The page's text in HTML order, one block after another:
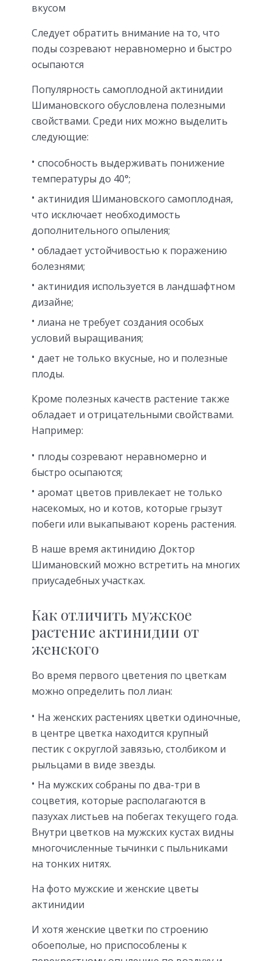
вкусом
Следует обратить внимание на то, что
поды созревают неравномерно и быстро
осыпаются
Популярность самоплодной актинидии
Шимановского обусловлена полезными
свойствами. Среди них можно выделить
следующие:
способность выдерживать понижение
температуры до 40°;
актинидия Шимановского самоплодная,
что исключает необходимость
дополнительного опыления;
обладает устойчивостью к поражению
болезнями;
актинидия используется в ландшафтном
дизайне;
лиана не требует создания особых
условий выращивания;
дает не только вкусные, но и полезные
плоды.
Кроме полезных качеств растение также
обладает и отрицательными свойствами.
Например:
плоды созревают неравномерно и
быстро осыпаются;
аромат цветов привлекает не только
насекомых, но и котов, которые грызут
побеги или выкапывают корень растения.
В наше время актинидию Доктор
Шимановский можно встретить на многих
приусадебных участках.
Как отличить мужское
растение актинидии от
женского
Во время первого цветения по цветкам
можно определить пол лиан:
На женских растениях цветки одиночные,
в центре цветка находится крупный
пестик с округлой завязью, столбиком и
рыльцами в виде звезды.
На мужских собраны по два-три в
соцветия, которые располагаются в
пазухах листьев на побегах текущего года.
Внутри цветков на мужских кустах видны
многочисленные тычинки с пыльниками
на тонких нитях.
На фото мужские и женские цветы
актинидии
И хотя женские цветки по строению
обоеполые, но приспособлены к